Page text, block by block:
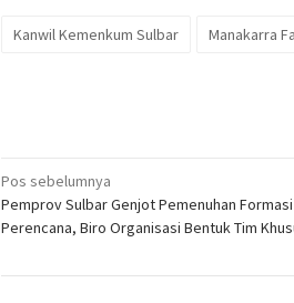
Kanwil Kemenkum Sulbar Manakarra
Navigasi
pos
Pos sebelumnya
Pemprov Sulbar Genjot Pemenuhan
Perencana, Biro Organisasi Bentuk Tim